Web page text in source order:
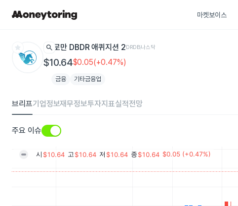
마켓보이스
star search 로만 DBDR 애퀴지션 2DRDB나스닥
$10.64$0.05(+0.47%)
금융 기타금융업
브리프기업정보재무정보투자지표실적전망
주요 이슈